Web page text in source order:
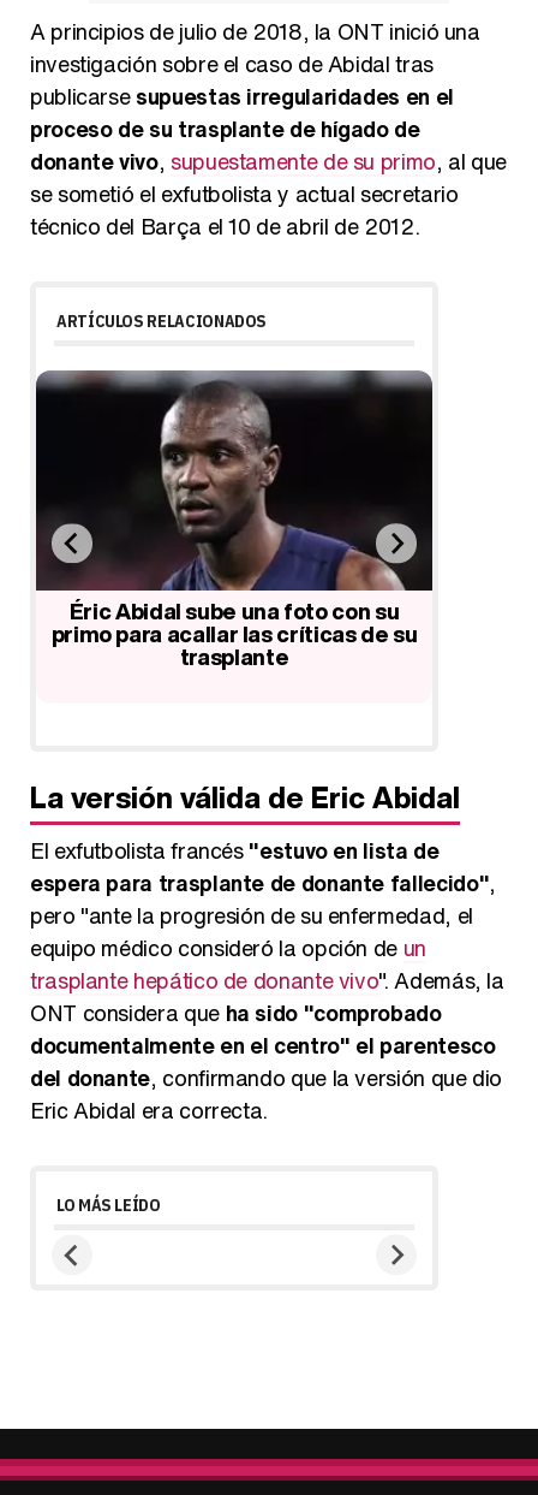
A principios de julio de 2018, la ONT inició una
investigación sobre el caso de Abidal tras
publicarsesupuestas irregularidades en el
proceso de su trasplante de hígado de
donante vivo, supuestamente de su primo, al que
se sometió el exfutbolista y actual secretario
técnico del Barça el 10 de abril de 2012.
ARTÍCULOS RELACIONADOS
Eric Abidal regresa al F.C. Barcelona
como nuevo secretario técnico
La versión válida de Eric Abidal
El exfutbolista francés"estuvo en lista de
espera para trasplante de donante fallecido",
pero "ante la progresión de su enfermedad, el
equipo médico consideró la opción de un
trasplante hepático de donante vivo". Además, la
ONT considera que ha sido "comprobado
documentalmente en el centro" el parentesco
del donante, confirmando que la versión que dio
Eric Abidal era correcta.
LO MÁS LEÍDO